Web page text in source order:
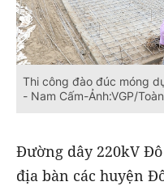
Thi công đào đúc móng
- Nam Cấm-Ảnh:VGP/
Đường dây 220kV
địa bàn các huyện